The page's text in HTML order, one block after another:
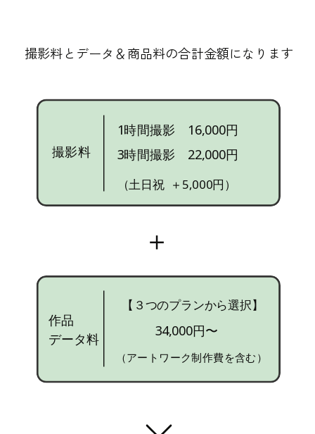
＋
1時間撮影 16,000円
撮影料 3時間撮影 22,000円
（土日祝 ＋5,000円）
作品
データ料 34,000円〜
【３つのプランから選択】
（アートワーク制作費を含む）
撮影料とデータ＆商品料の合計金額になります